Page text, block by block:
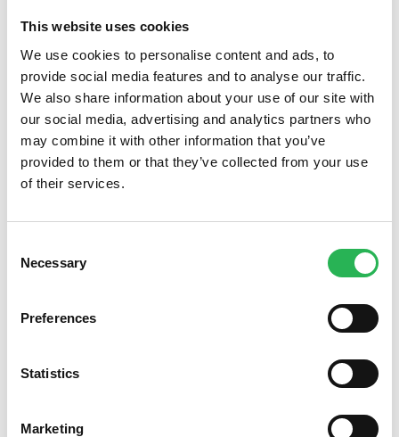
This website uses cookies
We use cookies to personalise content and ads, to
provide social media features and to analyse our traffic.
We also share information about your use of our site with
our social media, advertising and analytics partners who
may combine it with other information that you’ve
provided to them or that they’ve collected from your use
of their services.
Selection
Necessary
Preferences
Statistics
Marketing